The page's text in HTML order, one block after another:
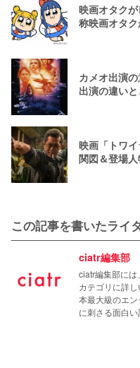
映画オタク
称映画オタク
カメオ出演
出演の違い
映画「トワ
関図＆登場人
この記事を書いたライ
ciatr編集部
ciatr編集部に
カテゴリに詳
本最大級のエ
に刺さる面白